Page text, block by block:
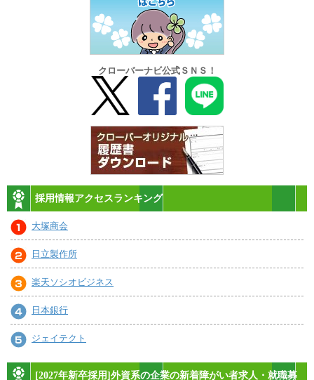
クローバーナビ公式ＳＮＳ！
採用情報アクセスランキング
大塚商会
日立製作所
楽天ソシオビジネス
日本銀行
ジェイテクト
[2027年新卒採用]外資系の企業の新着障がい者求人・就職募